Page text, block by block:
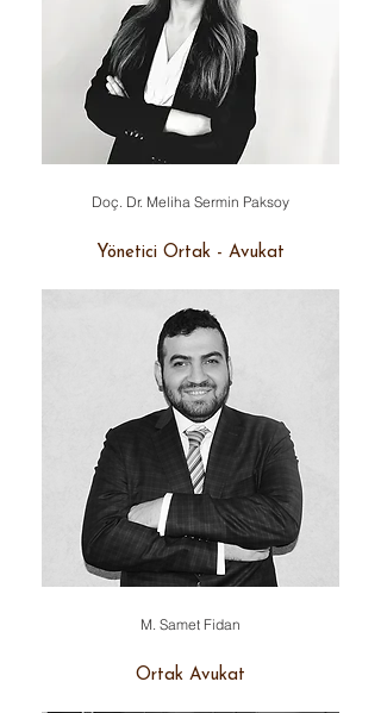
Doç. Dr. Meliha Sermin Paksoy
Yönetici Ortak - Avukat
M. Samet Fidan
Ortak Avukat